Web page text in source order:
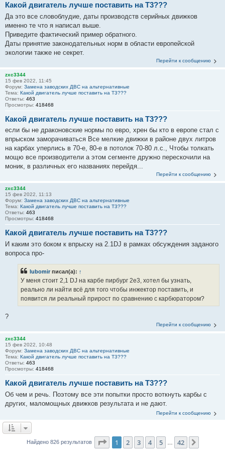
Какой двигатель лучше поставить на Т3???
Да это все словоблудие, даты производств серийных движков
именно те что я написал выше.
Приведите фактический пример обратного.
Даты принятие законодательных норм в области европейской
экологии также не секрет.
Перейти к сообщению
zxc3344
15 фев 2022, 11:45
Форум: Замена заводских ДВС на альтернативные
Тема: Какой двигатель лучше поставить на Т3???
Ответы: 463
Просмотры: 418468
Какой двигатель лучше поставить на Т3???
если бы не драконовские нормы по евро, хрен бы кто в европе стал с
впрыском заморачиваться Все мелкие движки в районе двух литров
на карбах уперлись в 70-е, 80-е в потолок 70-80 л.с., Чтобы толкать
мощю все производители а этом сегменте дружно перескочили на
моник, в различных его названиях перейдя...
Перейти к сообщению
zxc3344
15 фев 2022, 11:13
Форум: Замена заводских ДВС на альтернативные
Тема: Какой двигатель лучше поставить на Т3???
Ответы: 463
Просмотры: 418468
Какой двигатель лучше поставить на Т3???
И каким это боком к впрыску на 2.1DJ в рамках обсуждения заданого
вопроса про-
lubomir писал(а): ↑
У меня стоит 2,1 DJ на карбе пирбург 2е3, хотел бы узнать,
реально ли найти всё для того чтобы инжектор поставить, и
появится ли реальный прирост по сравнению с карбюратором?
?
Перейти к сообщению
zxc3344
15 фев 2022, 10:48
Форум: Замена заводских ДВС на альтернативные
Тема: Какой двигатель лучше поставить на Т3???
Ответы: 463
Просмотры: 418468
Какой двигатель лучше поставить на Т3???
Об чем и речь. Поэтому все эти попытки просто воткнуть карбы с
других, маломощных движков результата и не дают.
Перейти к сообщению
Найдено 826 результатов Страница из 42
1 2 3 4 5 42